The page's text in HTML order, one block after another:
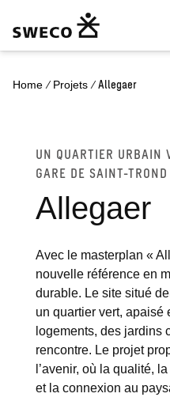
Home / Projets / Allegaer
UN QUARTIER URBAIN
GARE DE SAINT-TROND
Allegaer
Avec le masterplan «
nouvelle référence en
durable. Le site situé
un quartier vert, apaisé
logements, des jardins
rencontre. Le projet
l’avenir, où la qualité, la
et la connexion au